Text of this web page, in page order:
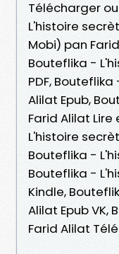
Télécharger
L'histoire
Mobi) pan
Bouteflika -
PDF,
Alilat Epub,
Farid Alilat
L'histoire
Bouteflika -
Bouteflika -
Kindle,
Alilat Epub VK,
Farid Alilat